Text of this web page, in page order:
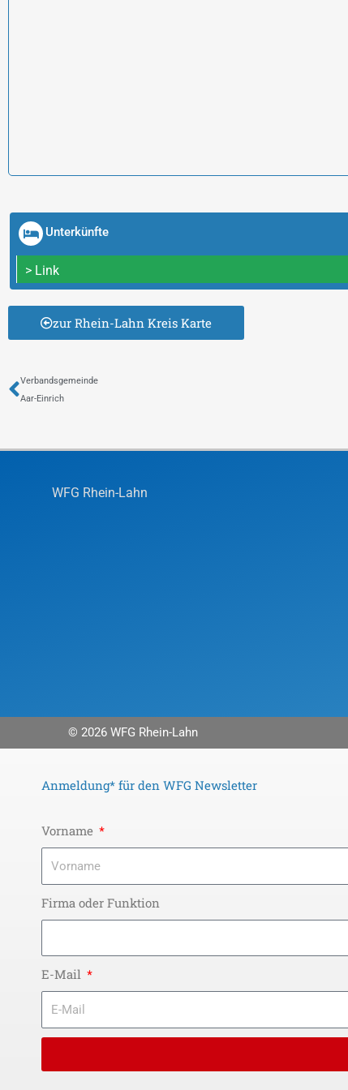
Unterkünfte
> Link
zur Rhein-Lahn Kreis Karte
Verbandsgemeinde
Aar-Einrich
WFG Rhein-Lahn
© 2026 WFG Rhein-Lahn
Anmeldung* für den WFG Newsletter
Vorname
Firma oder Funktion
E-Mail